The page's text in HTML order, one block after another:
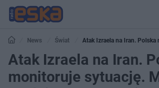
News Świat
Atak Izraela na Iran. Polska
apeluje o rezygnację z wyjazdów
Atak Izraela na Iran.
monitoruje sytuację.